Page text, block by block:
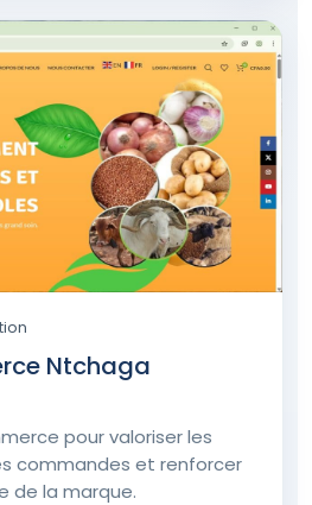
Ntchaga
pour valoriser les
commandes et renforcer
de la marque.